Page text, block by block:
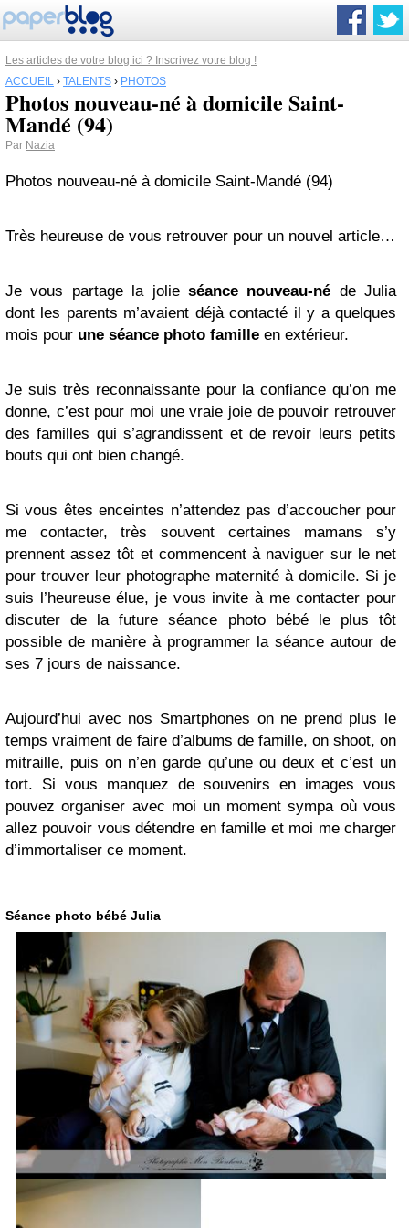
Les articles de votre blog ici ? Inscrivez votre blog !
ACCUEIL › TALENTS › PHOTOS
Photos nouveau-né à domicile Saint-
Mandé (94)
Par Nazia
Photos nouveau-né à domicile Saint-Mandé (94)
Très heureuse de vous retrouver pour un nouvel article…
Je vous partage la jolie séance nouveau-né de Julia
dont les parents m’avaient déjà contacté il y a quelques
mois pour une séance photo famille en extérieur.
Je suis très reconnaissante pour la confiance qu’on me
donne, c’est pour moi une vraie joie de pouvoir retrouver
des familles qui s’agrandissent et de revoir leurs petits
bouts qui ont bien changé.
Si vous êtes enceintes n’attendez pas d’accoucher pour
me contacter, très souvent certaines mamans s’y
prennent assez tôt et commencent à naviguer sur le net
pour trouver leur photographe maternité à domicile. Si je
suis l’heureuse élue, je vous invite à me contacter pour
discuter de la future séance photo bébé le plus tôt
possible de manière à programmer la séance autour de
ses 7 jours de naissance.
Aujourd’hui avec nos Smartphones on ne prend plus le
temps vraiment de faire d’albums de famille, on shoot, on
mitraille, puis on n’en garde qu’une ou deux et c’est un
tort. Si vous manquez de souvenirs en images vous
pouvez organiser avec moi un moment sympa où vous
allez pouvoir vous détendre en famille et moi me charger
d’immortaliser ce moment.
Séance photo bébé Julia